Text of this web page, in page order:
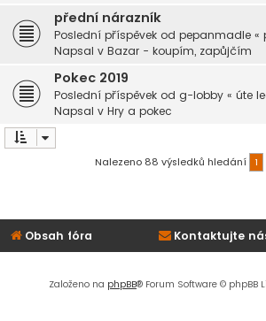
přední nárazník
Poslední příspěvek od pepanmadle «
Napsal v Bazar - koupím, zapůjčím
Pokec 2019
Poslední příspěvek od g-lobby « úte
Napsal v Hry a pokec
Nalezeno 88 výsledků hledání 1
Obsah fóra Kontaktujte
Založeno na phpBB® Forum Software © phpBB